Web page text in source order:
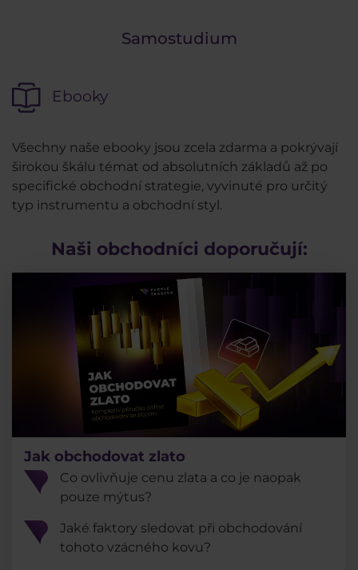
Samostudium
Ebooky
Všechny naše ebooky jsou zcela zdarma a pokrývají
širokou škálu témat od absolutních základů až po
specifické obchodní strategie, vyvinuté pro určitý
typ instrumentu a obchodní styl.
Naši obchodníci doporučují:
Jak obchodovat zlato
Co ovlivňuje cenu zlata a co je naopak
pouze mýtus?
Jaké faktory sledovat při obchodování
tohoto vzácného kovu?